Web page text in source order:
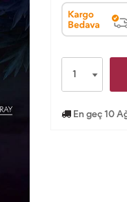
En geç 10